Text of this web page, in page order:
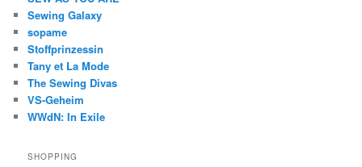
Sewing Galaxy
sopame
Stoffprinzessin
Tany et La Mode
The Sewing Divas
VS-Geheim
WWdN: In Exile
SHOPPING